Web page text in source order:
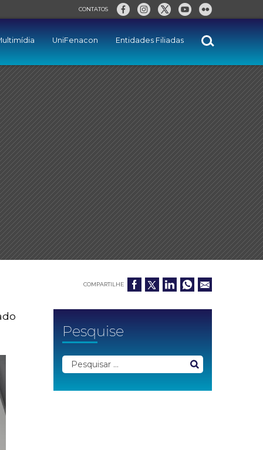
CONTATOS
UniFenacon Entidades Filiadas
COMPARTILHE
Pesquise